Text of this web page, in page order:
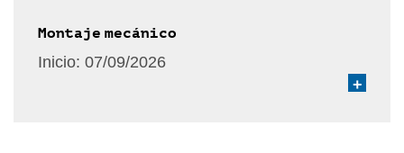
Montaje mecánico
Inicio: 07/09/2026
+